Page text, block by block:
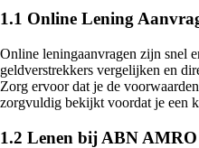
1.1 Online Lening
Online leningaanvragen zijn snel
geldverstrekkers vergelijken en
Zorg ervoor dat je de
zorgvuldig bekijkt voordat je een
1.2 Lenen bij ABN AMRO